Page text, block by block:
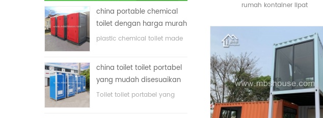
china portable chemical
toilet dengan harga murah
plastic chemical toilet made
china toilet toilet portabel
yang mudah disesuaikan
untuk lokasi konstruksi
Toilet toilet portabel yang
rumah kontainer lipat